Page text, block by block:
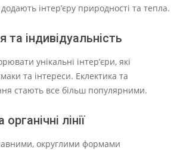
інтер’єру природності та тепла.
та індивідуальність
унікальні інтер’єри, які
та інтереси. Еклектика та
стають все більш популярними.
лінії
округлими формами